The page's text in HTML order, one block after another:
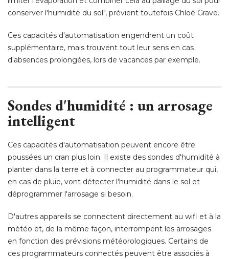
conserver l'humidité du sol", prévient toutefois Chloé Grave.
Ces capacités d'automatisation engendrent un coût
supplémentaire, mais trouvent tout leur sens en cas
d'absences prolongées, lors de vacances par exemple.
Sondes d'humidité : un arrosage
intelligent
Ces capacités d'automatisation peuvent encore être
poussées un cran plus loin. Il existe des sondes d'humidité à
planter dans la terre et à connecter au programmateur qui,
en cas de pluie, vont détecter l'humidité dans le sol et
déprogrammer l'arrosage si besoin.
D'autres appareils se connectent directement au wifi et à la
météo et, de la même façon, interrompent les arrosages
en fonction des prévisions météorologiques. Certains de
ces programmateurs connectés peuvent être associés à